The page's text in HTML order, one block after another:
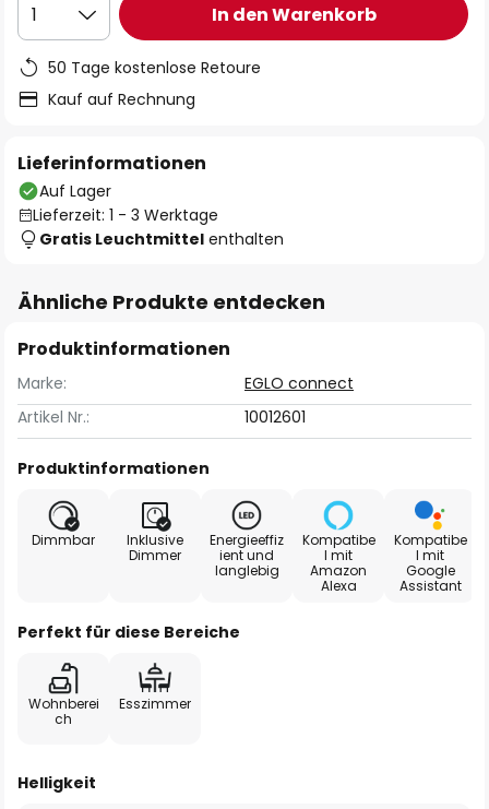
1 In den Warenkorb
50 Tage kostenlose Retoure
Kauf auf Rechnung
Lieferinformationen
Auf Lager
Lieferzeit: 1 - 3 Werktage
Gratis Leuchtmittel enthalten
Ähnliche Produkte entdecken
Produktinformationen
Marke:
EGLO connect
Artikel Nr.:
10012601
Produktinformationen
Dimmbar
Inklusive
Dimmer
Energieeffiz
ient und
langlebig
Kompatibe
l mit
Amazon
Alexa
Kompatibe
l mit
Google
Assistant
Perfekt für diese Bereiche
Wohnberei
ch
Esszimmer
Helligkeit